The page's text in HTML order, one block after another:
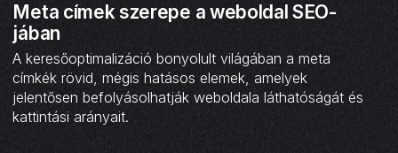
Meta címek szerepe a weboldal SEO-
jában
A keresőoptimalizáció bonyolult világában a meta
címkék rövid, mégis hatásos elemek, amelyek
jelentősen befolyásolhatják weboldala láthatóságát és
kattintási arányait.